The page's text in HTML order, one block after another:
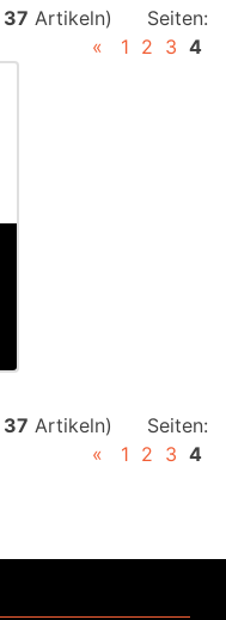
37 Artikeln)
Seiten:
«
1 2 3 4
37 Artikeln)
Seiten:
«
1 2 3 4